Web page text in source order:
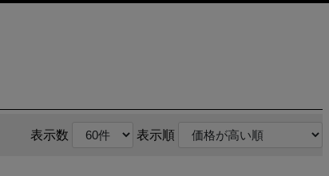
表示数 表示順